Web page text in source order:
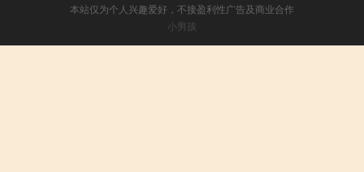
本站仅为个人兴趣爱好，不接盈利性广告及商业合作
小男孩